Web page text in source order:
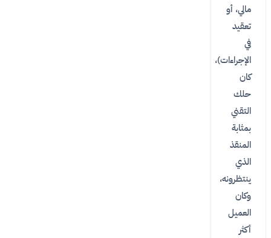
مالي، أو
تعقيد
في
الإجراءات)،
كان
حلك
التقني
بمثابة
المنقذ
الذي
ينتظرونه،
وكان
العميل
أكثر